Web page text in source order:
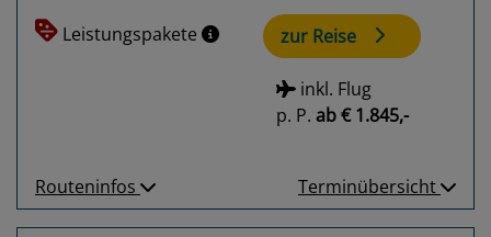
Leistungspakete
zur Reise
inkl. Flug
p. P. ab€ 1.845,-
Routeninfos Terminübersicht